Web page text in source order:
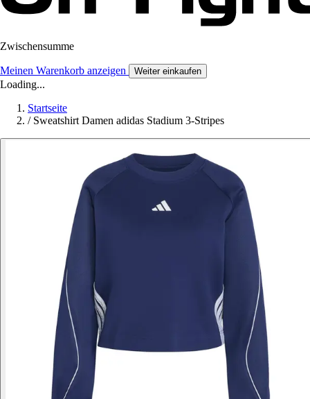
Zwischensumme
Meinen Warenkorb anzeigen Weiter einkaufen
Loading...
Startseite
/ Sweatshirt Damen adidas Stadium 3-Stripes